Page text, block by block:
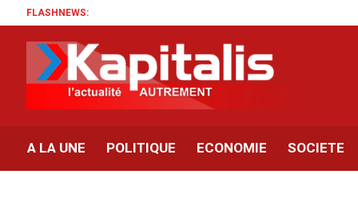
FLASHNEWS:
A LA UNE POLITIQUE ECONOMIE SOCIETE